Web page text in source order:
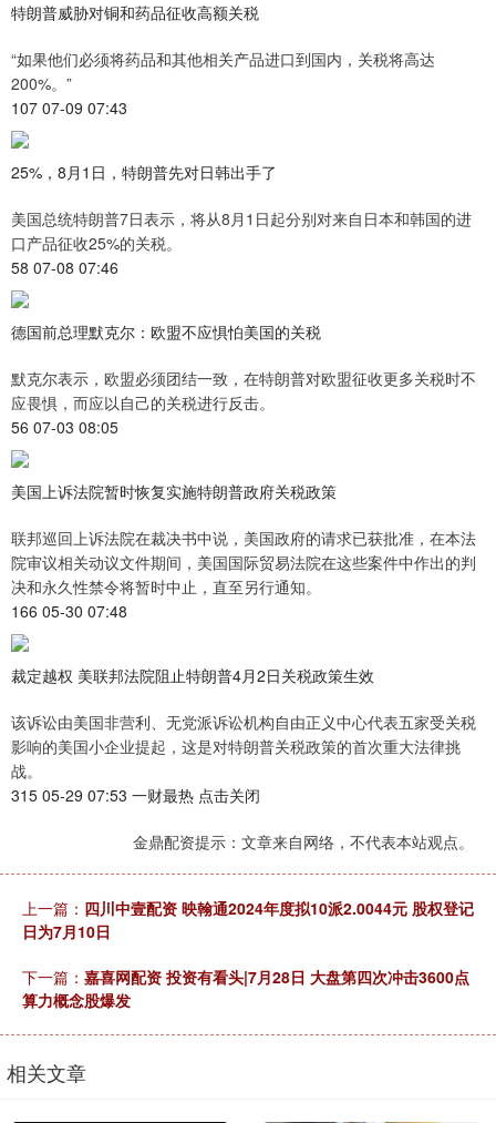
特朗普威胁对铜和药品征收高额关税
“如果他们必须将药品和其他相关产品进口到国内，关税将高达
200%。”
107 07-09 07:43
25%，8月1日，特朗普先对日韩出手了
美国总统特朗普7日表示，将从8月1日起分别对来自日本和韩国的进
口产品征收25%的关税。
58 07-08 07:46
德国前总理默克尔：欧盟不应惧怕美国的关税
默克尔表示，欧盟必须团结一致，在特朗普对欧盟征收更多关税时不
应畏惧，而应以自己的关税进行反击。
56 07-03 08:05
美国上诉法院暂时恢复实施特朗普政府关税政策
联邦巡回上诉法院在裁决书中说，美国政府的请求已获批准，在本法
院审议相关动议文件期间，美国国际贸易法院在这些案件中作出的判
决和永久性禁令将暂时中止，直至另行通知。
166 05-30 07:48
裁定越权 美联邦法院阻止特朗普4月2日关税政策生效
该诉讼由美国非营利、无党派诉讼机构自由正义中心代表五家受关税
影响的美国小企业提起，这是对特朗普关税政策的首次重大法律挑
战。
315 05-29 07:53 一财最热 点击关闭
金鼎配资提示：文章来自网络，不代表本站观点。
上一篇： 四川中壹配资 映翰通2024年度拟10派2.0044元 股权登记
日为7月10日
下一篇： 嘉喜网配资 投资有看头|7月28日 大盘第四次冲击3600点
算力概念股爆发
相关文章